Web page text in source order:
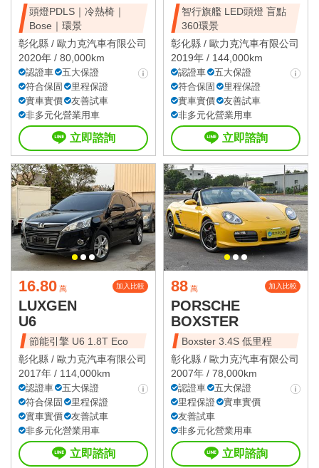
頭燈PDLS｜冷熱椅｜
Bose｜環景
彰化縣 / 歐力克汽車有限公司
2020年 / 80,000km
認證車
五大保證
符合保固
里程保證
實車實價
友善試車
非多元化營業用車
立即諮詢
智行旗艦 LED頭燈 盲點
360環景
彰化縣 / 歐力克汽車有限公司
2019年 / 144,000km
認證車
五大保證
符合保固
里程保證
實車實價
友善試車
非多元化營業用車
立即諮詢
16.80 萬 加入比較
LUXGEN
U6
節能引擎 U6 1.8T Eco
彰化縣 / 歐力克汽車有限公司
2017年 / 114,000km
認證車
五大保證
符合保固
里程保證
實車實價
友善試車
非多元化營業用車
立即諮詢
88 萬 加入比較
PORSCHE
BOXSTER
Boxster 3.4S 低里程
彰化縣 / 歐力克汽車有限公司
2007年 / 78,000km
認證車
五大保證
里程保證
實車實價
友善試車
非多元化營業用車
立即諮詢